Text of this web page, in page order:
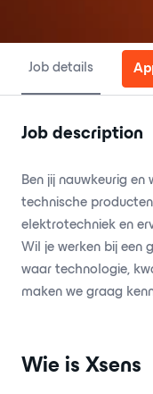
Job details
Job description
Ben jij nauwkeurig
technische
elektrotechniek en
Wil je werken bij een
waar technologie,
maken we graag
Wie is Xsens